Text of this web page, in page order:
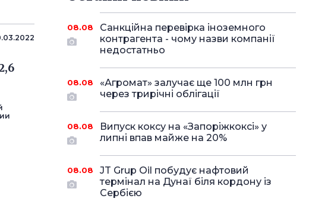
08.08
Санкційна перевірка іноземного
контрагента - чому назви компанії
недостатньо
08.08
«Агромат» залучає ще 100 млн грн
через трирічні облігації
08.08
Випуск коксу на «Запоріжкоксі» у
липні впав майже на 20%
08.08
JT Grup Oil побудує нафтовий
термінал на Дунаї біля кордону із
Сербією